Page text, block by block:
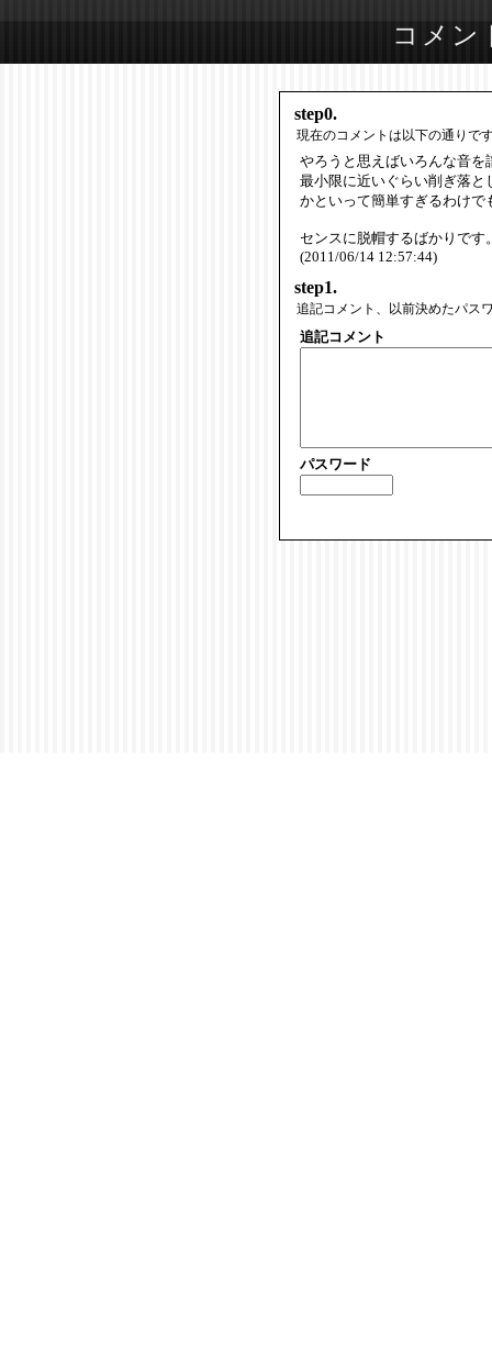
コメン
step0.
現在のコメントは以下の通りで
やろうと思えばいろんな音
最小限に近いぐらい削ぎ落と
かといって簡単すぎるわけで
センスに脱帽するばかりです
(2011/06/14 12:57:44)
step1.
追記コメント、以前決めたパス
追記コメント
パスワード